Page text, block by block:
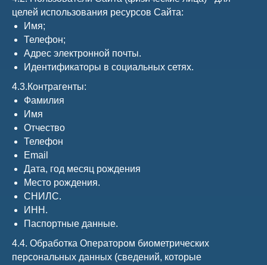
целей использования ресурсов Сайта:
Имя;
Телефон;
Адрес электронной почты.
Идентификаторы в социальных сетях.
4.3.Контрагенты:
Фамилия
Имя
Отчество
Телефон
Email
Дата, год месяц рождения
Место рождения.
СНИЛС.
ИНН.
Паспортные данные.
4.4. Обработка Оператором биометрических
персональных данных (сведений, которые